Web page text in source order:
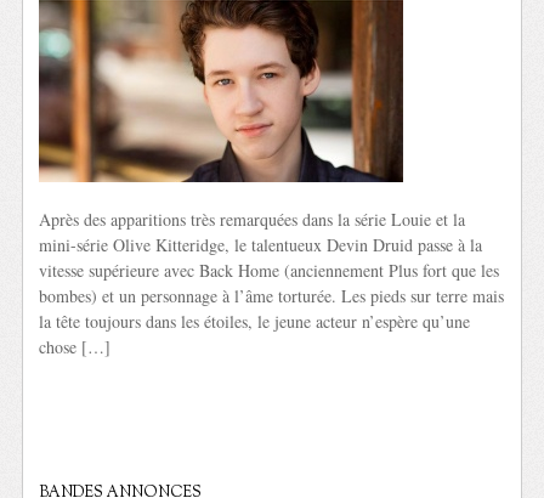
Après des apparitions très remarquées dans la série Louie et la
mini-série Olive Kitteridge, le talentueux Devin Druid passe à la
vitesse supérieure avec Back Home (anciennement Plus fort que les
bombes) et un personnage à l’âme torturée. Les pieds sur terre mais
la tête toujours dans les étoiles, le jeune acteur n’espère qu’une
chose […]
BANDES ANNONCES